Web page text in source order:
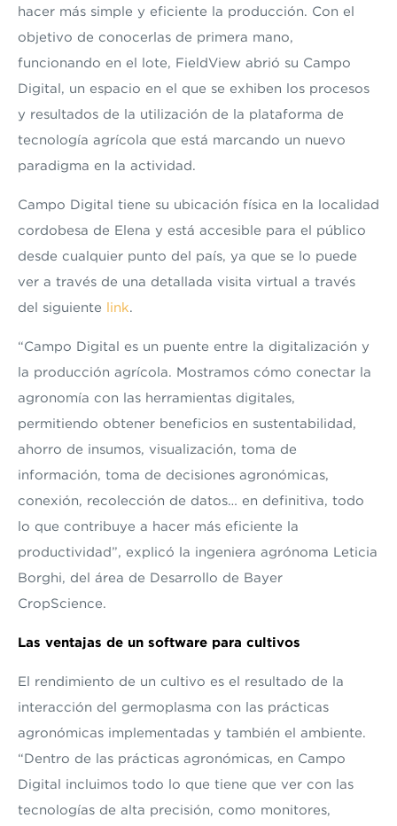
hacer más simple y eficiente la producción. Con el
objetivo de conocerlas de primera mano,
funcionando en el lote, FieldView abrió su Campo
Digital, un espacio en el que se exhiben los procesos
y resultados de la utilización de la plataforma de
tecnología agrícola que está marcando un nuevo
paradigma en la actividad.
Campo Digital tiene su ubicación física en la localidad
cordobesa de Elena y está accesible para el público
desde cualquier punto del país, ya que se lo puede
ver a través de una detallada visita virtual a través
del siguiente link.
“Campo Digital es un puente entre la digitalización y
la producción agrícola. Mostramos cómo conectar la
agronomía con las herramientas digitales,
permitiendo obtener beneficios en sustentabilidad,
ahorro de insumos, visualización, toma de
información, toma de decisiones agronómicas,
conexión, recolección de datos… en definitiva, todo
lo que contribuye a hacer más eficiente la
productividad”, explicó la ingeniera agrónoma Leticia
Borghi, del área de Desarrollo de Bayer
CropScience.
Las ventajas de un software para cultivos
El rendimiento de un cultivo es el resultado de la
interacción del germoplasma con las prácticas
agronómicas implementadas y también el ambiente.
“Dentro de las prácticas agronómicas, en Campo
Digital incluimos todo lo que tiene que ver con las
tecnologías de alta precisión, como monitores,